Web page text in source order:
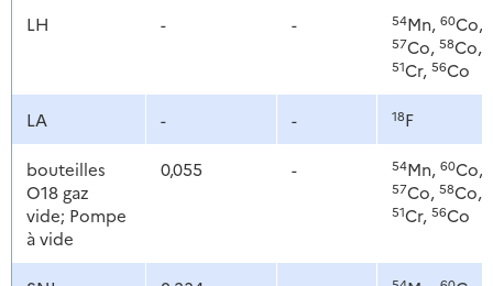
LH - - 54Mn, 60Co,
57Co, 58Co,
51Cr, 56Co
LA - - 18F
bouteilles
O18 gaz
vide; Pompe
à vide
0,055 - 54Mn, 60Co,
57Co, 58Co,
51Cr, 56Co